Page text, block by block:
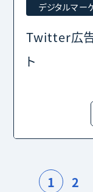
デジタルマー
Twitter広
ト
1 2